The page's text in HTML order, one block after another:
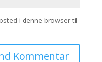
i denne browser til